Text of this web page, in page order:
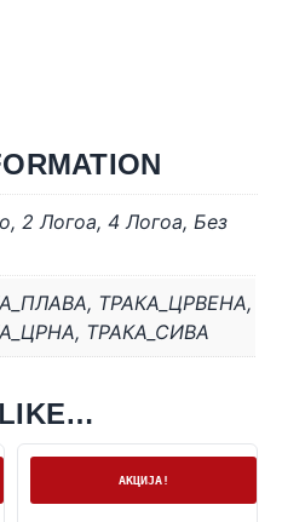
, 2 Логоa, 4 Логоa, Без
, ТРАКА_ЦРВЕНА,
, ТРАКА_СИВА
АКЦИЈА!